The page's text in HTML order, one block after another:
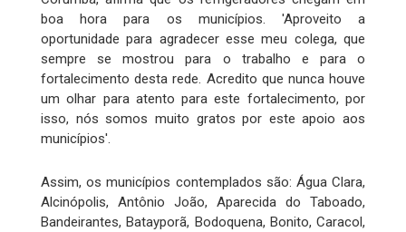
boa hora para os municípios. 'Aproveito a
oportunidade para agradecer esse meu colega, que
sempre se mostrou para o trabalho e para o
fortalecimento desta rede. Acredito que nunca houve
um olhar para atento para este fortalecimento, por
isso, nós somos muito gratos por este apoio aos
municípios'.
Assim, os municípios contemplados são: Água Clara,
Alcinópolis, Antônio João, Aparecida do Taboado,
Bandeirantes, Batayporã, Bodoquena, Bonito, Caracol,